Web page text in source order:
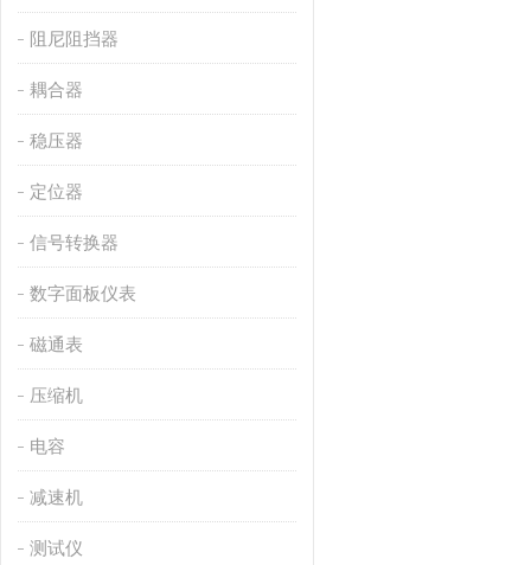
阻尼阻挡器
耦合器
稳压器
定位器
信号转换器
数字面板仪表
磁通表
压缩机
电容
减速机
测试仪